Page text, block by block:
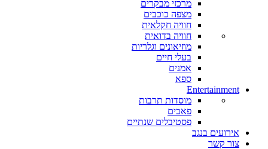
מרכזי מבקרים
מצפה כוכבים
חוויה חקלאית
חוויה בדואית
מוזיאונים וגלריות
בעלי חיים
אמנים
ספא
Entertainment
מוסדות תרבות
פאבים
פסטיבלים שנתיים
אירועים בנגב
צור קשר